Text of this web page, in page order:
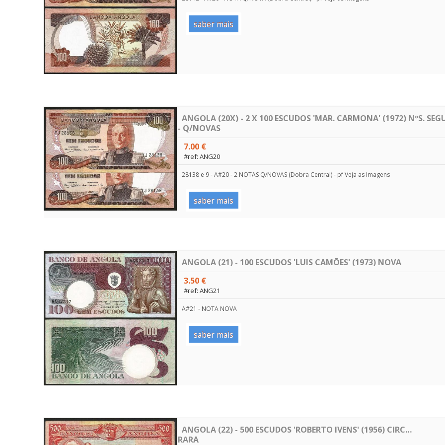
saber mais
ANGOLA (20X) - 2 X 100 ESCUDOS 'MAR. CARMONA' (1972) NºS.
- Q/NOVAS
7.00 €
#ref: ANG20
28138 e 9 - A#20 - 2 NOTAS Q/NOVAS (Dobra Central) - pf Veja as Imagens
saber mais
ANGOLA (21) - 100 ESCUDOS 'LUIS CAMÕES' (1973) NOVA
3.50 €
#ref: ANG21
A#21 - NOTA NOVA
saber mais
ANGOLA (22) - 500 ESCUDOS 'ROBERTO IVENS' (1956) CIRC…
RARA